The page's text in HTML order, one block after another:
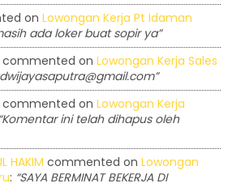
on Lowongan Kerja Pt Idaman
ada loker buat sopir ya”
commented on Lowongan Kerja Sales
commented on Lowongan Kerja
“Komentar ini telah dihapus oleh
HAKIM commented on Lowongan
: “SAYA BERMINAT BEKERJA DI